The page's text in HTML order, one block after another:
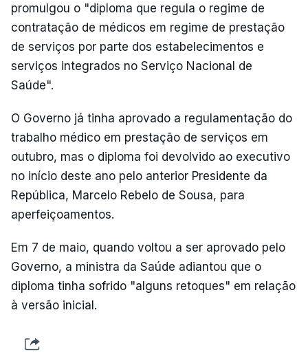
promulgou o "diploma que regula o regime de
contratação de médicos em regime de prestação
de serviços por parte dos estabelecimentos e
serviços integrados no Serviço Nacional de
Saúde".
O Governo já tinha aprovado a regulamentação do
trabalho médico em prestação de serviços em
outubro, mas o diploma foi devolvido ao executivo
no início deste ano pelo anterior Presidente da
República, Marcelo Rebelo de Sousa, para
aperfeiçoamentos.
Em 7 de maio, quando voltou a ser aprovado pelo
Governo, a ministra da Saúde adiantou que o
diploma tinha sofrido "alguns retoques" em relação
à versão inicial.